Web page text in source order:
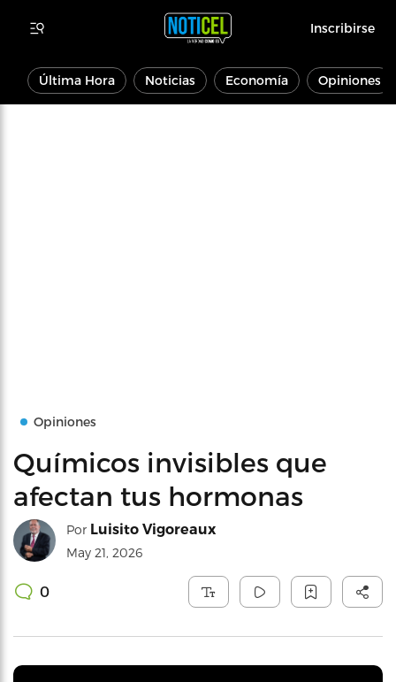
Inscribirse
Última Hora Noticias Economía Opiniones
Opiniones
Químicos invisibles que
afectan tus hormonas
Por Luisito Vigoreaux
May 21, 2026
0